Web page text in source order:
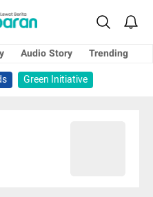
Audio Story
Trending
Green Initiative